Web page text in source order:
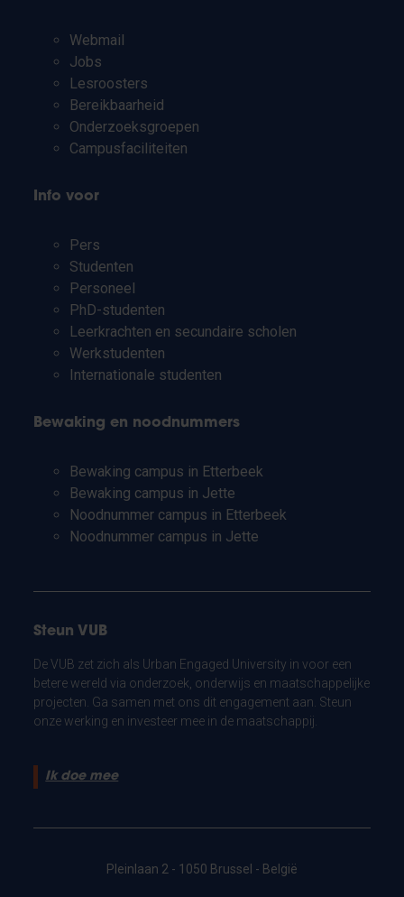
Webmail
Jobs
Lesroosters
Bereikbaarheid
Onderzoeksgroepen
Campusfaciliteiten
Info voor
Pers
Studenten
Personeel
PhD-studenten
Leerkrachten en secundaire scholen
Werkstudenten
Internationale studenten
Bewaking en noodnummers
Bewaking campus in Etterbeek
Bewaking campus in Jette
Noodnummer campus in Etterbeek
Noodnummer campus in Jette
Steun VUB
De VUB zet zich als Urban Engaged University in voor een
betere wereld via onderzoek, onderwijs en maatschappelijke
projecten. Ga samen met ons dit engagement aan. Steun
onze werking en investeer mee in de maatschappij.
Ik doe mee
Pleinlaan 2 - 1050 Brussel - België